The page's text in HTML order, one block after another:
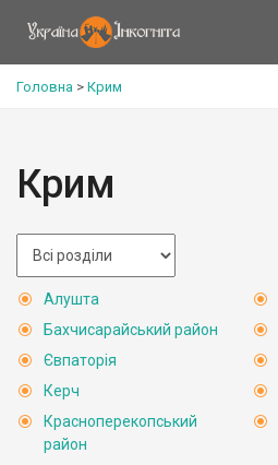
Головна > Крим
Крим
Алушта
Бахчисарайський район
Євпаторія
Керч
Красноперекопський
район